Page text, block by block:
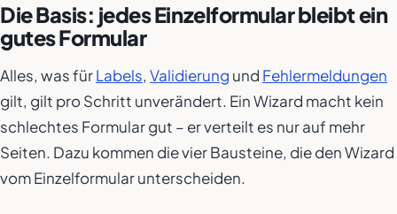
Die Basis: jedes Einzelformular bleibt ein
gutes Formular
Alles, was fürLabels, Validierung und Fehlermeldungen
gilt, gilt pro Schritt unverändert. Ein Wizard macht kein
schlechtes Formular gut – er verteilt es nur auf mehr
Seiten. Dazu kommen die vier Bausteine, die den Wizard
vom Einzelformular unterscheiden.